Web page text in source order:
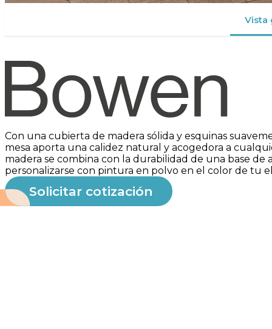
Vista
Grand Rapids Chair
Con una cubierta de madera sólida y esquinas
mesa aporta una calidez natural y acogedora a
madera se combina con la durabilidad de una base de
personalizarse con pintura en polvo en el color de tu
Solicitar cotización